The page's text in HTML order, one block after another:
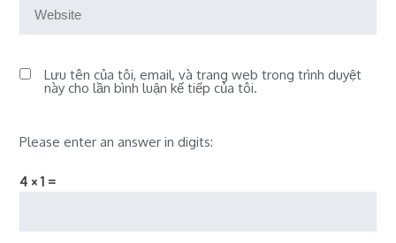
Lưu tên của tôi, email, và trang web trong trình duyệt
này cho lần bình luận kế tiếp của tôi.
Please enter an answer in digits:
4 × 1 =